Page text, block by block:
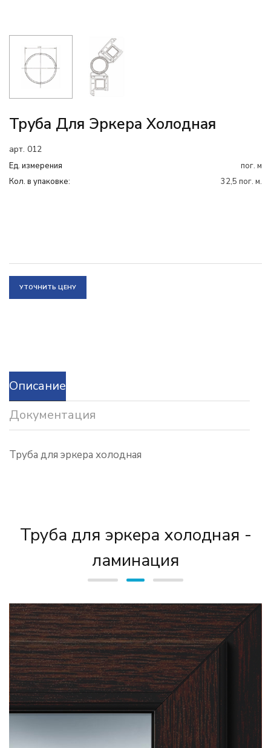
Труба Для Эркера Холодная
арт. 012
Ед. измерения
пог. м
Кол. в упаковке:
32,5 пог. м.
УТОЧНИТЬ ЦЕНУ
Описание
Документация
Труба для эркера холодная
Труба для эркера холодная -
ламинация